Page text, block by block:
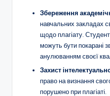
Збереження
навчальних закладах
щодо плагіату.
можуть бути покарані
анулюванням своєї
Захист
право на визнання
порушено при плагіаті.